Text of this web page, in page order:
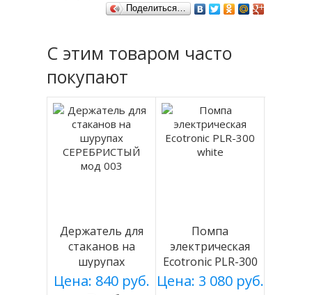
Поделиться…
С этим товаром часто
покупают
Держатель для
стаканов на
шурупах
СЕРЕБРИСТЫЙ
Цена: 840 руб.
Помпа
электрическая
Ecotronic PLR-300
white
Цена: 3 080 руб.